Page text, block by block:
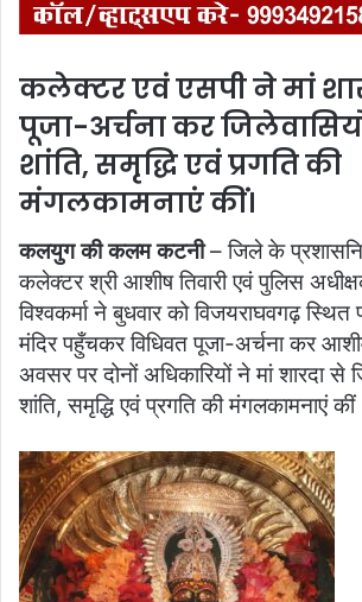
कलेक्टर एवं एसपी ने मां
पूजा-अर्चना कर
शांति, समृद्धि एवं प्रगति की
मंगलकामनाएं कीं।
कलयुग की कलम कटनी– जिले के
कलेक्टर श्री आशीष तिवारी एवं पुलिस
विश्वकर्मा ने बुधवार को विजयराघवगढ़ स्थित
मंदिर पहुँचकर विधिवत पूजा-अर्चना कर
अवसर पर दोनों अधिकारियों ने मां शारदा
शांति, समृद्धि एवं प्रगति की मंगलकामनाएं